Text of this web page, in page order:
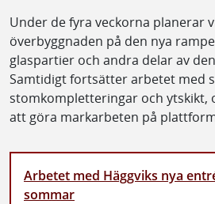
Under de fyra veckorna planerar
överbyggnaden på den nya
glaspartier och andra delar av
Samtidigt fortsätter arbetet med
stomkompletteringar och ytskikt,
att göra markarbeten på
Arbetet med Häggviks nya
sommar